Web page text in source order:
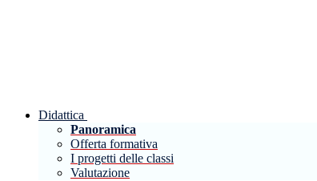
Didattica
Panoramica
Offerta formativa
I progetti delle classi
Valutazione